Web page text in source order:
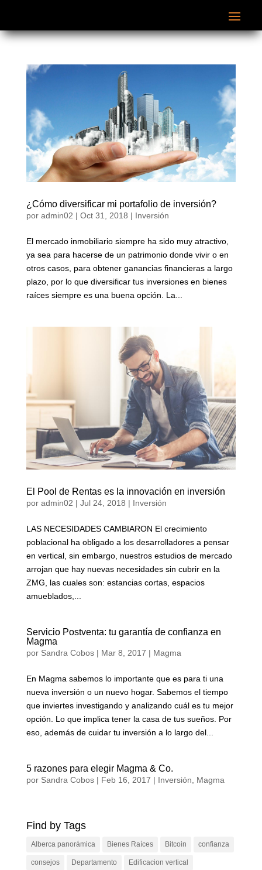
¿Cómo diversificar mi portafolio de inversión?
por admin02 | Oct 31, 2018 | Inversión
El mercado inmobiliario siempre ha sido muy atractivo,
ya sea para hacerse de un patrimonio donde vivir o en
otros casos, para obtener ganancias financieras a largo
plazo, por lo que diversificar tus inversiones en bienes
raíces siempre es una buena opción. La...
El Pool de Rentas es la innovación en inversión
por admin02 | Jul 24, 2018 | Inversión
LAS NECESIDADES CAMBIARON El crecimiento
poblacional ha obligado a los desarrolladores a pensar
en vertical, sin embargo, nuestros estudios de mercado
arrojan que hay nuevas necesidades sin cubrir en la
ZMG, las cuales son: estancias cortas, espacios
amueblados,...
Servicio Postventa: tu garantía de confianza en
Magma
por Sandra Cobos| Mar 8, 2017 | Magma
En Magma sabemos lo importante que es para ti una
nueva inversión o un nuevo hogar. Sabemos el tiempo
que inviertes investigando y analizando cuál es tu mejor
opción. Lo que implica tener la casa de tus sueños. Por
eso, además de cuidar tu inversión a lo largo del...
5 razones para elegir Magma & Co.
por Sandra Cobos| Feb 16, 2017 | Inversión, Magma
Find by Tags
Alberca panorámica Bienes Raíces Bitcoin confianza
consejos Departamento Edificacion vertical